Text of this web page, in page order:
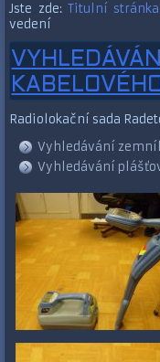
Jste zde: Titulní stránka
vedení
Radiolokační sada
Vyhledávání
Vyhledávání